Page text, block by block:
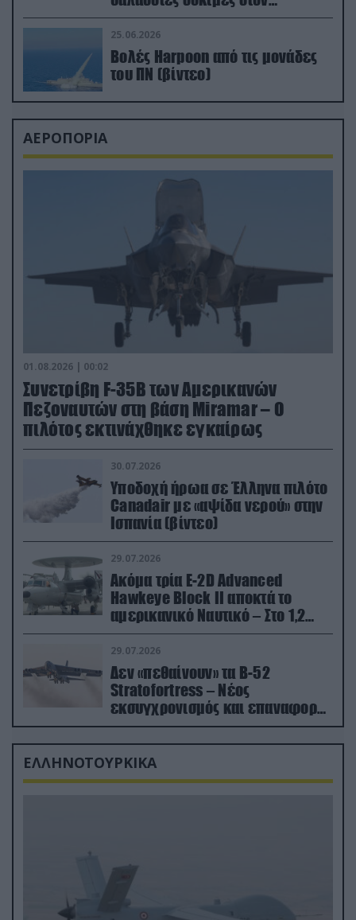
απαιτητικό Βισκαϊκό
25.06.2026
Βολές Harpoon από τις μονάδες
του ΠΝ (βίντεο)
ΑΕΡΟΠΟΡΙΑ
01.08.2026 | 00:02
Συνετρίβη F-35B των Αμερικανών
Πεζοναυτών στη βάση Miramar – Ο
πιλότος εκτινάχθηκε εγκαίρως
30.07.2026
Υποδοχή ήρωα σε Έλληνα πιλότο
Canadair με «αψίδα νερού» στην
Ισπανία (βίντεο)
29.07.2026
Ακόμα τρία E-2D Advanced
Hawkeye Block II αποκτά το
αμερικανικό Ναυτικό – Στο 1,2
δισ.δολάρια το κόστος
29.07.2026
Δεν «πεθαίνουν» τα Β-52
Stratofortress – Νέος
εκσυγχρονισμός και επαναφορά
από τα «νεκροταφεία»
ΕΛΛΗΝΟΤΟΥΡΚΙΚΑ